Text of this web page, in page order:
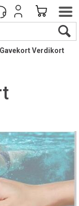
Gavekort Verdikort